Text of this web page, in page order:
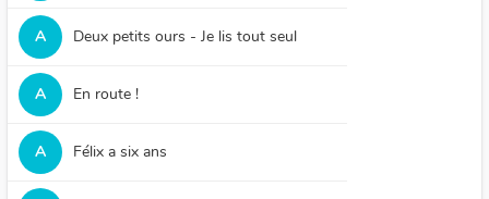
A Deux petits ours - Je lis tout seul
A En route !
A Félix a six ans